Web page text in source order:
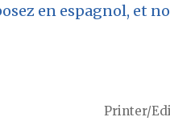
en espagnol, et
Printer/